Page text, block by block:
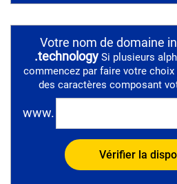
Votre nom de domaine
.technology Si plusieurs
commencez par faire votre
des caractères composant
www.
Vérifier la